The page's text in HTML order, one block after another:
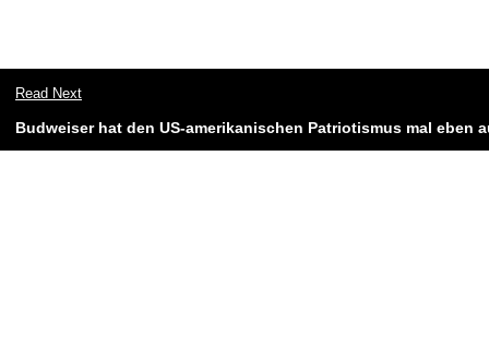
Read Next
Budweiser hat den US-amerikanischen Patriotismus mal eben